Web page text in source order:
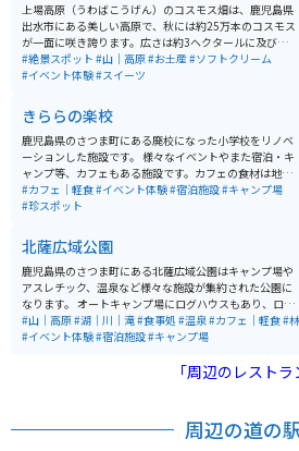
上場高原（うわばこうげん）のコスモス畑は、鹿児島県
出水市にある美しい高原で、秋には約25万本のコスモス
が一面に咲き誇ります。広さは約3ヘクタールに及び、斜
面を利用して植えられたコスモスが見事な風景を作り出
します。特に斜面の上から見るコスモス畑は絶景です。
観光客が訪れます。また、秋の「古代マーケット」など
のイベントも開催され、地元の特産品やお土産を楽しむ
ことができます。入園料は無料で、駐車場も完備されて
います。
#絶景スポット #山｜高原#お土産#ソフトクリーム
#イベント体験#スイーツ
きららの楽校
鹿児島県のさつま町にある廃校になった小学校をリノベ
ーションした施設です。 様々なイベントやまた宿泊・キ
ャンプ等、カフェもある施設です。カフェの食材は地元
の食材を使ったりしていて、地元に愛された小学校が中
身を変えてその姿を残しているようです。
#カフェ｜軽食#イベント体験#宿泊施設#キャンプ場
#珍スポット
北薩広域公園
鹿児島県のさつま町にある北薩広域公園はキャンプ場や
アスレチック、温泉など様々な施設が集約された公園に
なります。 オートキャンプ場にログハウスもあり、ログ
ハウス内のお風呂のお湯も天然の温泉がでます。 様々な
イベントも開催されており、様々な人に利用しやすい施
#山｜高原#湖｜川｜滝#食事処 #温泉#カフェ｜軽食#
#イベント体験#宿泊施設#キャンプ場
「周辺のレスト
周辺の道の